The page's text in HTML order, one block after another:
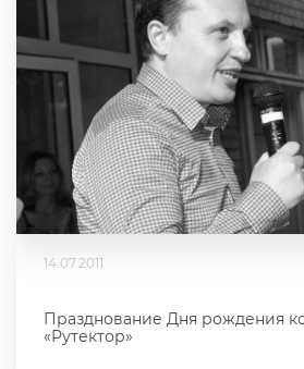
14.07.2011
Празднование Дня рождения
«Рутектор»